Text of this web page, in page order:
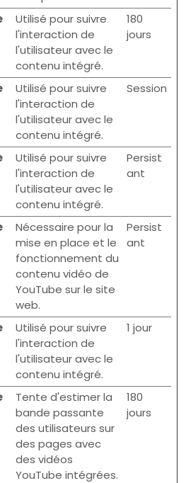
Utilisé pour suivre
l'interaction de
l'utilisateur avec le
contenu intégré.
180
jours
Utilisé pour suivre
l'interaction de
l'utilisateur avec le
contenu intégré.
Session
Utilisé pour suivre
l'interaction de
l'utilisateur avec le
contenu intégré.
Persist
ant
Nécessaire pour la
mise en place et le
fonctionnement du
contenu vidéo de
YouTube sur le site
web.
Persist
ant
Utilisé pour suivre
l'interaction de
l'utilisateur avec le
contenu intégré.
1 jour
Tente d'estimer la
bande passante
des utilisateurs sur
des pages avec
des vidéos
YouTube intégrées.
180
jours